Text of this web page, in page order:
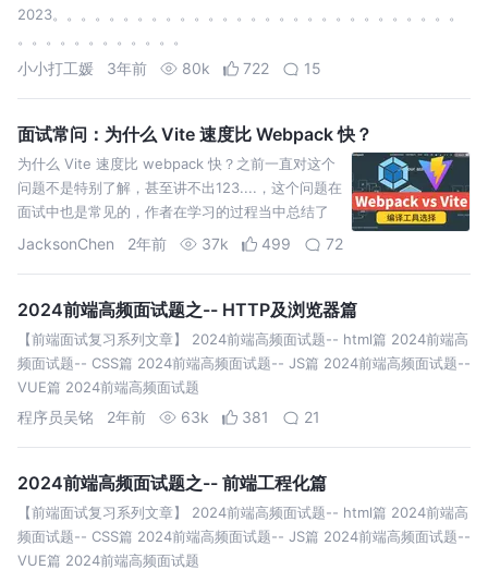
2023。。。。。。。。。。。。。。。。。。。。。。。。。。。。。
。。。。。。。。。。。。
小小打工媛 3年前 80k 722 15
面试常问：为什么 Vite 速度比 Webpack 快？
为什么 Vite 速度比 webpack 快？之前一直对这个
问题不是特别了解，甚至讲不出123....，这个问题在
面试中也是常见的，作者在学习的过程当中总结了
以下几点，在这里分享给大家看一下！
JacksonChen 2年前 37k 499 72
2024前端高频面试题之-- HTTP及浏览器篇
【前端面试复习系列文章】 2024前端高频面试题-- html篇 2024前端高
频面试题-- CSS篇 2024前端高频面试题-- JS篇 2024前端高频面试题--
VUE篇 2024前端高频面试题
程序员吴铭 2年前 63k 381 21
2024前端高频面试题之-- 前端工程化篇
【前端面试复习系列文章】 2024前端高频面试题-- html篇 2024前端高
频面试题-- CSS篇 2024前端高频面试题-- JS篇 2024前端高频面试题--
VUE篇 2024前端高频面试题